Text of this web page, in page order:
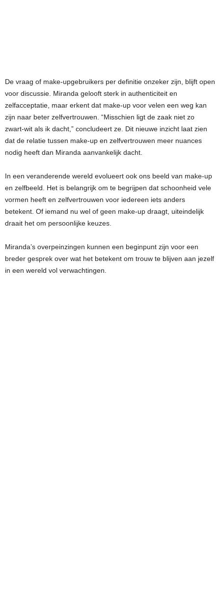
De vraag of make-upgebruikers per definitie onzeker zijn, blijft open
voor discussie. Miranda gelooft sterk in authenticiteit en
zelfacceptatie, maar erkent dat make-up voor velen een weg kan
zijn naar beter zelfvertrouwen. “Misschien ligt de zaak niet zo
zwart-wit als ik dacht,” concludeert ze. Dit nieuwe inzicht laat zien
dat de relatie tussen make-up en zelfvertrouwen meer nuances
nodig heeft dan Miranda aanvankelijk dacht.
In een veranderende wereld evolueert ook ons beeld van make-up
en zelfbeeld. Het is belangrijk om te begrijpen dat schoonheid vele
vormen heeft en zelfvertrouwen voor iedereen iets anders
betekent. Of iemand nu wel of geen make-up draagt, uiteindelijk
draait het om persoonlijke keuzes.
Miranda’s overpeinzingen kunnen een beginpunt zijn voor een
breder gesprek over wat het betekent om trouw te blijven aan jezelf
in een wereld vol verwachtingen.